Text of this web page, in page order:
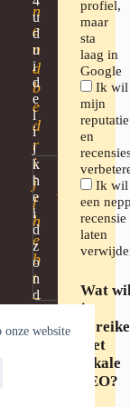
onze website
n
e
n
d
b
e
d
r
i
j
f
h
e
b
t
–
a
u
d
u
i
d
e
l
i
j
k
h
e
i
d
z
o
n
d
r
Jay
bellen
+32
249
24 72
profiel,
maar
sta
laag in
Google
Ik wil
mijn
reputatie
en
Ik wil
een
recensie
laten
Wat
je
met
lokale
SEO?